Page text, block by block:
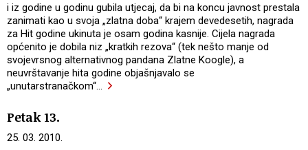
i iz godine u godinu gubila utjecaj, da bi na koncu javnost prestala
zanimati kao u svoja „zlatna doba“ krajem devedesetih, nagrada
za Hit godine ukinuta je osam godina kasnije. Cijela nagrada
općenito je dobila niz „kratkih rezova“ (tek nešto manje od
svojevrsnog alternativnog pandana Zlatne Koogle), a
neuvrštavanje hita godine objašnjavalo se
„unutarstranačkom“…
Petak 13.
25. 03. 2010.